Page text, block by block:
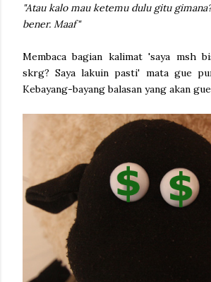
"Atau kalo mau ketemu dulu gitu
bener. Maaf"
Membaca bagian kalimat 'saya msh
skrg? Saya lakuin pasti' mata gue
Kebayang-bayang balasan yang akan